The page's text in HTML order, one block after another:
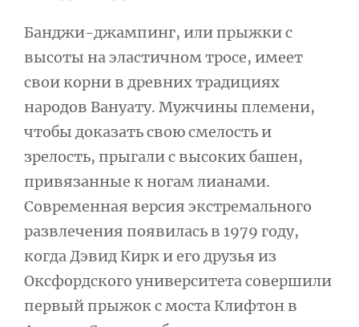
Банджи-джампинг, или прыжки с
высоты на эластичном тросе, имеет
свои корни в древних традициях
народов Вануату. Мужчины племени,
чтобы доказать свою смелость и
зрелость, прыгали с высоких башен,
привязанные к ногам лианами.
Современная версия экстремального
развлечения появилась в 1979 году,
когда Дэвид Кирк и его друзья из
Оксфордского университета совершили
первый прыжок с моста Клифтон в